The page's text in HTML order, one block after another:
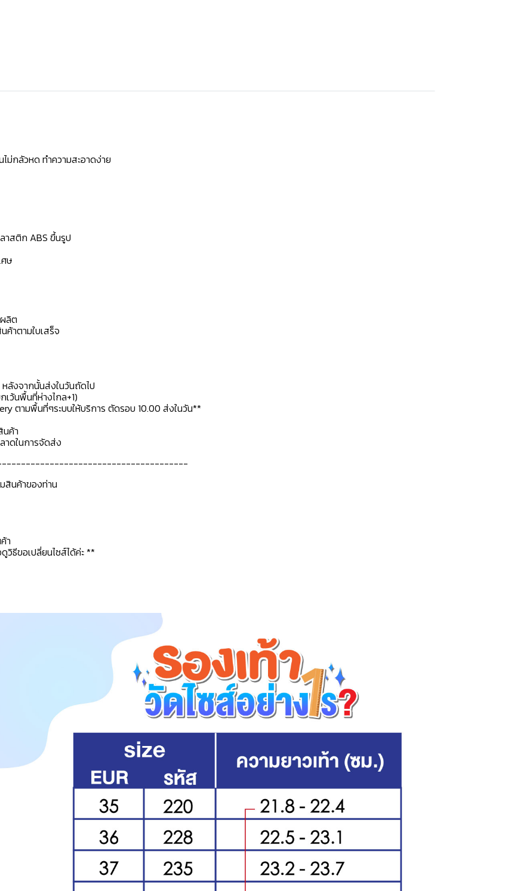
ม่กลัวหด ทำความสะอาดง่าย
าสติก ABS ขึ้นรูป
ษ
ลิต
ค้าตามใบเสร็จ
ลังจากนั้นส่งในวันถัดไป
ว้นพื้นที่ห่างไกล+1)
ตามพื้นที่ๆระบบให้บริการ ตัดรอบ 10.00 ส่งในวัน**
ค้า
าดในการจัดส่ง
สินค้าของท่าน
า
ธีขอเปลี่ยนไซส์ได้ค่ะ **